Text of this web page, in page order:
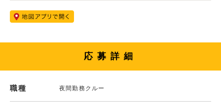
応募詳細
職種 夜間勤務クルー